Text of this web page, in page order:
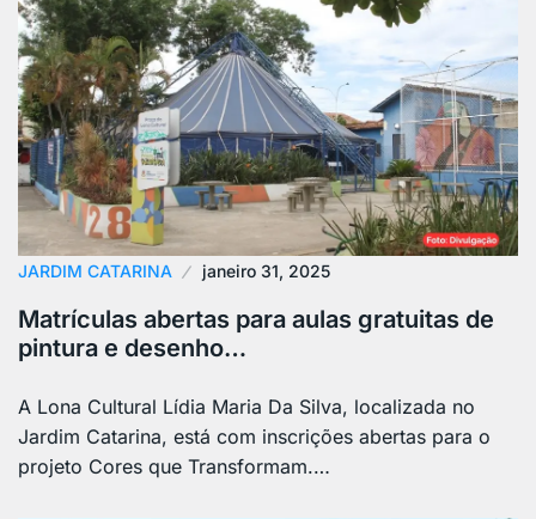
JARDIM CATARINA janeiro 31, 2025
Matrículas abertas para aulas gratuitas de
pintura e desenho…
A Lona Cultural Lídia Maria Da Silva, localizada no
Jardim Catarina, está com inscrições abertas para o
projeto Cores que Transformam.…